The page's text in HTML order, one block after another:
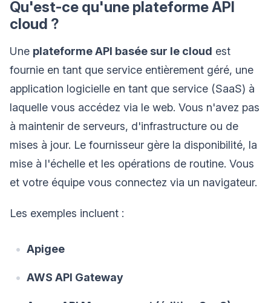
Qu'est-ce qu'une plateforme API
cloud ?
Une plateforme API basée sur le cloud est
fournie en tant que service entièrement géré, une
application logicielle en tant que service (SaaS) à
laquelle vous accédez via le web. Vous n'avez pas
à maintenir de serveurs, d'infrastructure ou de
mises à jour. Le fournisseur gère la disponibilité, la
mise à l'échelle et les opérations de routine. Vous
et votre équipe vous connectez via un navigateur.
Les exemples incluent :
Apigee
AWS API Gateway